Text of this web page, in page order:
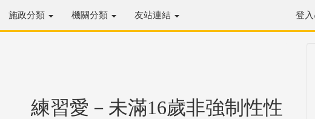
施政分類 機關分類 友站連結 登
練習愛－未滿16歲非強制性性